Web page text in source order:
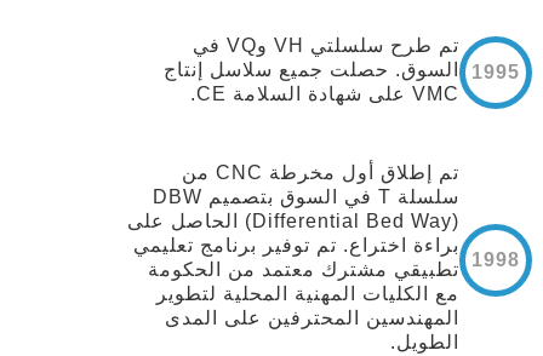
1995
تم طرح سلسلتي VH وVQ في
السوق. حصلت جميع سلاسل إنتاج
VMC على شهادة السلامة CE.
1998
تم إطلاق أول مخرطة CNC من
سلسلة T في السوق بتصميم DBW
(Differential Bed Way) الحاصل على
براءة اختراع. تم توفير برنامج تعليمي
تطبيقي مشترك معتمد من الحكومة
مع الكليات المهنية المحلية لتطوير
المهندسين المحترفين على المدى
الطويل.